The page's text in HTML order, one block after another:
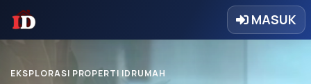
MASUK
EKSPLORASI PROPERTI IDRUMAH